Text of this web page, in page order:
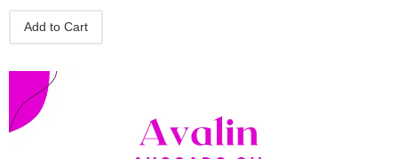
Add to Cart